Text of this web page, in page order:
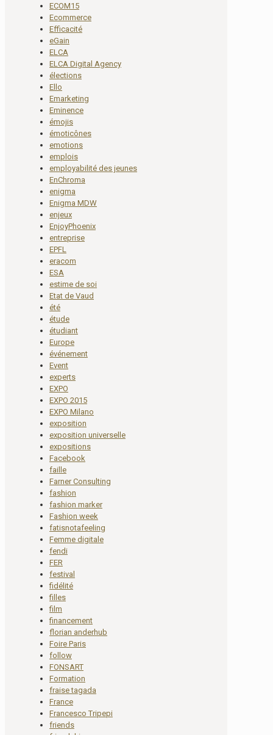
ECOM15
Ecommerce
Efficacité
eGain
ELCA
ELCA Digital Agency
élections
Ello
Emarketing
Eminence
émojis
émoticônes
emotions
emplois
employabilité des jeunes
EnChroma
enigma
Enigma MDW
enjeux
EnjoyPhoenix
entreprise
EPFL
eracom
ESA
estime de soi
Etat de Vaud
été
étude
étudiant
Europe
événement
Event
experts
EXPO
EXPO 2015
EXPO Milano
exposition
exposition universelle
expositions
Facebook
faille
Farner Consulting
fashion
fashion marker
Fashion week
fatisnotafeeling
Femme digitale
fendi
FER
festival
fidélité
filles
film
financement
florian anderhub
Foire Paris
follow
FONSART
Formation
fraise tagada
France
Francesco Tripepi
friends